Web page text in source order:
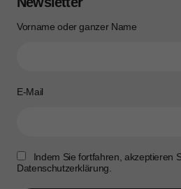
Vorname oder ganzer Name
E-Mail
Indem Sie fortfahren, akzeptieren
Datenschutzerklärung.